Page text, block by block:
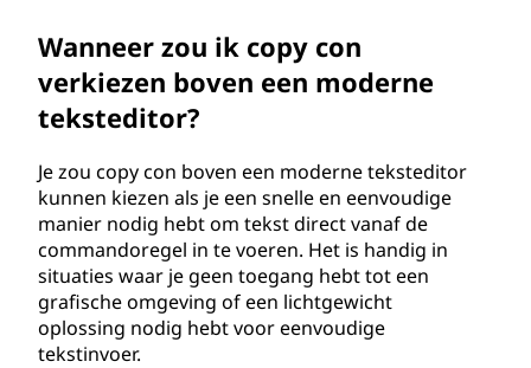
Wanneer zou ik copy con
verkiezen boven een moderne
teksteditor?
Je zou copy con boven een moderne teksteditor
kunnen kiezen als je een snelle en eenvoudige
manier nodig hebt om tekst direct vanaf de
commandoregel in te voeren. Het is handig in
situaties waar je geen toegang hebt tot een
grafische omgeving of een lichtgewicht
oplossing nodig hebt voor eenvoudige
tekstinvoer.